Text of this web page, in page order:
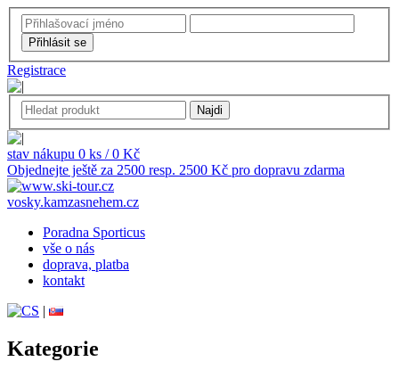
Registrace
stav nákupu 0 ks / 0 Kč
Objednejte ještě za 2500 resp. 2500 Kč pro dopravu zdarma
vosky.kamzasnehem.cz
Poradna Sporticus
vše o nás
doprava, platba
kontakt
|
Kategorie